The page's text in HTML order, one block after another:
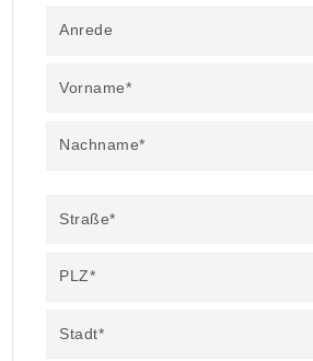
Anrede
Vorname*
Nachname*
Straße*
PLZ*
Stadt*